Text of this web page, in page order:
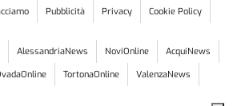
in stabile Atc.
intervenga chi di